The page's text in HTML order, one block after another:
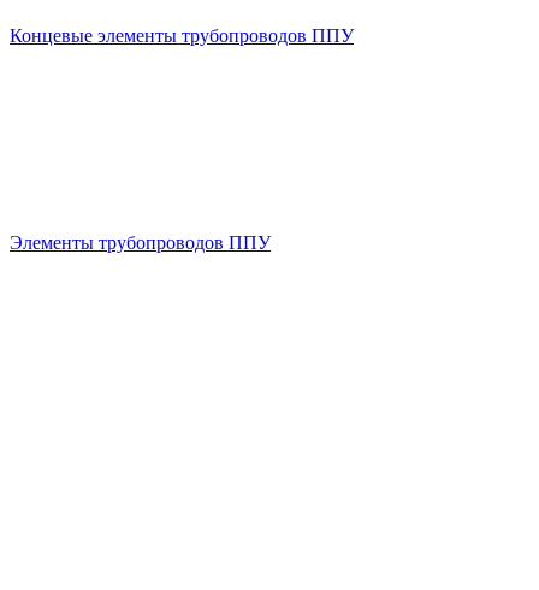
Концевые элементы трубопроводов ППУ
Элементы трубопроводов ППУ